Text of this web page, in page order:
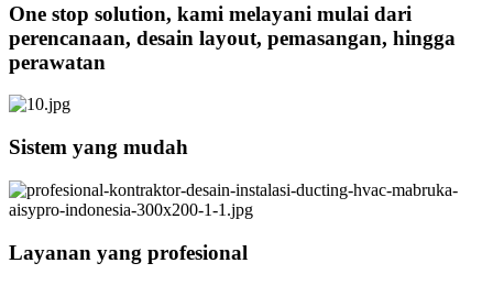
One stop solution, kami melayani mulai dari
perencanaan, desain layout, pemasangan, hingga
perawatan
Sistem yang mudah
Layanan yang profesional